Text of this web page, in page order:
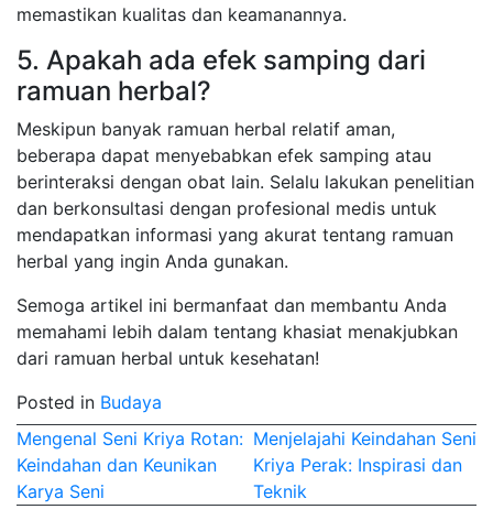
memastikan kualitas dan keamanannya.
5. Apakah ada efek samping dari
ramuan herbal?
Meskipun banyak ramuan herbal relatif aman,
beberapa dapat menyebabkan efek samping atau
berinteraksi dengan obat lain. Selalu lakukan penelitian
dan berkonsultasi dengan profesional medis untuk
mendapatkan informasi yang akurat tentang ramuan
herbal yang ingin Anda gunakan.
Semoga artikel ini bermanfaat dan membantu Anda
memahami lebih dalam tentang khasiat menakjubkan
dari ramuan herbal untuk kesehatan!
Posted in Budaya
Post
navigation
Mengenal Seni Kriya Rotan:
Keindahan dan Keunikan
Karya Seni
Menjelajahi Keindahan Seni
Kriya Perak: Inspirasi dan
Teknik